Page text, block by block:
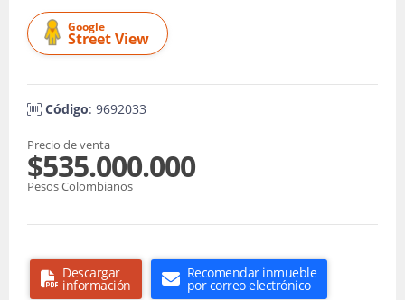
Google
Street View
Código: 9692033
Precio de venta
$535.000.000
Pesos Colombianos
Descargar
información
Recomendar inmueble
por correo electrónico